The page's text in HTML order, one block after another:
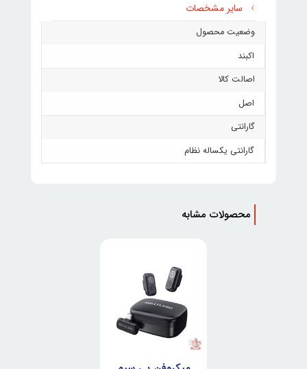
سایر مشخصات
وضعیت محصول
اکبند
اصالت کالا
اصل
گارانتی
گارانتی یکساله نظام
محصولات مشابه